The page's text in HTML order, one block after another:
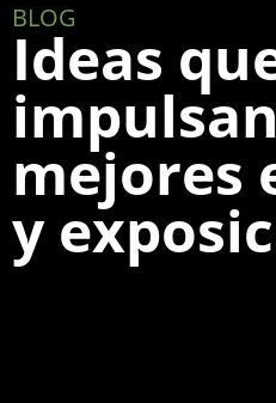
BLOG
Ideas
impulsan
mejores
y